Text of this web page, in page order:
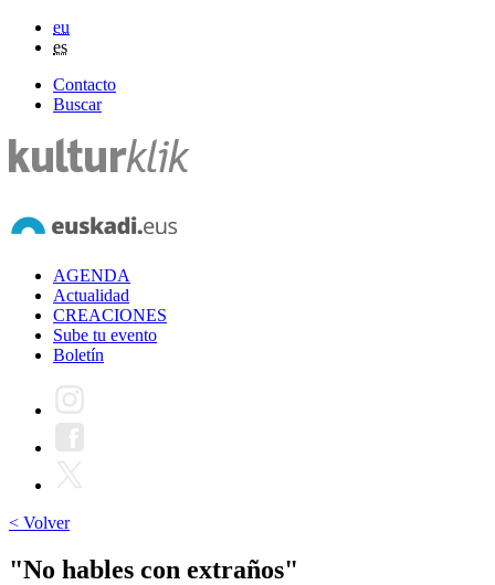
eu
es
Contacto
Buscar
AGENDA
Actualidad
CREACIONES
Sube tu evento
Boletín
< Volver
"No hables con extraños"